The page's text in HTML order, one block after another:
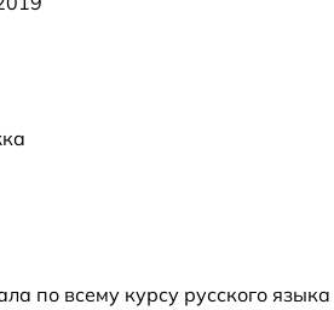
по всему курсу русского